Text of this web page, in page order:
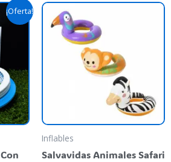
¡Oferta!
precio
40.000,00.
Inflables
Salvavidas Animales Safari
se